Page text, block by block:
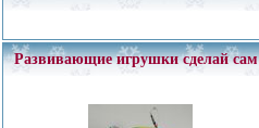
Развивающие игрушки сделай сам